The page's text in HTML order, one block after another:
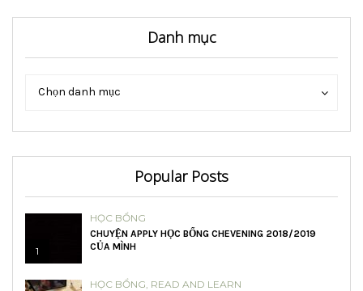
Danh mục
Chọn danh mục
Danh
Popular Posts
1
HỌC BỔNG
CHUYỆN APPLY HỌC BỔNG CHEVENING 2018/2019
CỦA MÌNH
HỌC BỔNG READ AND LEARN